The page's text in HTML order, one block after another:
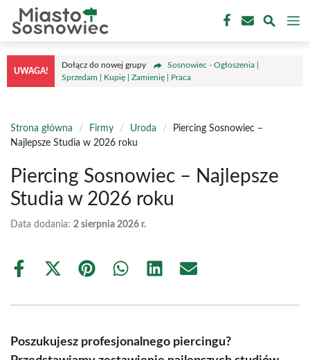
Przejdź
treści
UWAGA!
Dołącz do nowej grupy
Sosnowiec - Ogłoszenia |
Sprzedam | Kupię | Zamienię | Praca
Strona główna / Firmy / Uroda /
Piercing Sosnowiec –
Najlepsze Studia w 2026 roku
Piercing Sosnowiec – Najlepsze
Studia w 2026 roku
Data dodania: 2 sierpnia 2026 r.
Share
Share
(Twitter)
Share Share Share Share
Poszukujesz profesjonalnego piercingu?